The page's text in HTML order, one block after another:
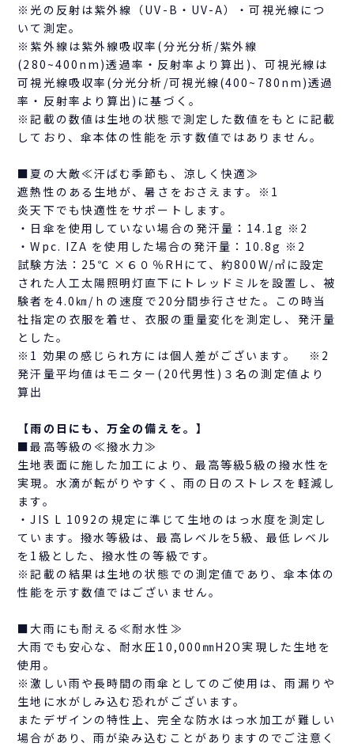
※光の反射は紫外線（UV-B・UV-A）・可視光線につ
いて測定。
※紫外線は紫外線吸収率(分光分析/紫外線
(280~400nm)透過率・反射率より算出)、可視光線は
可視光線吸収率(分光分析/可視光線(400~780nm)透過
率・反射率より算出)に基づく。
※記載の数値は生地の状態で測定した数値をもとに記載
しており、傘本体の性能を示す数値ではありません。
■夏の大敵≪汗ばむ季節も、涼しく快適≫
遮熱性のある生地が、暑さをおさえます。※1
炎天下でも快適性をサポートします。
・日傘を使用していない場合の発汗量：14.1g ※2
・Wpc. IZA を使用した場合の発汗量：10.8g ※2
試験方法：25℃ ×６０％RHにて、約800W/㎡に設定
された人工太陽照明灯直下にトレッドミルを設置し、被
験者を4.0㎞/ｈの速度で20分間歩行させた。この時当
社指定の衣服を着せ、衣服の重量変化を測定し、発汗量
とした。
※1 効果の感じられ方には個人差がございます。 ※2
発汗量平均値はモニター(20代男性)３名の測定値より
算出
【雨の日にも、万全の備えを。】
■最高等級の≪撥水力≫
生地表面に施した加工により、最高等級5級の撥水性を
実現。水滴が転がりやすく、雨の日のストレスを軽減し
ます。
・JIS L 1092の規定に準じて生地のはっ水度を測定し
ています。撥水等級は、最高レベルを5級、最低レベル
を1級とした、撥水性の等級です。
※記載の結果は生地の状態での測定値であり、傘本体の
性能を示す数値ではございません。
■大雨にも耐える≪耐水性≫
大雨でも安心な、耐水圧10,000㎜H2O実現した生地を
使用。
※激しい雨や長時間の雨傘としてのご使用は、雨漏りや
生地に水がしみ込む恐れがございます。
またデザインの特性上、完全な防水はっ水加工が難しい
場合があり、雨が染み込むことがありますのでご注意く